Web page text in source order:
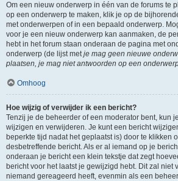
Om een nieuw onderwerp in één van de forums te
op een onderwerp te maken, klik je op de
met onderwerpen of in een bepaald onderwerp.
voor je een nieuw onderwerp kan aanmaken, de
hebt in het forum staan onderaan de pagina met
onderwerp (de lijst metje mag geen nieuwe
plaatsen, je mag niet antwoorden op een
Omhoog
Hoe wijzig of verwijder ik een bericht?
Tenzij je de beheerder of een moderator bent, kun
wijzigen en verwijderen. Je kunt een bericht
beperkte tijd nadat het geplaatst is) door te klikken
desbetreffende bericht. Als er al iemand op je
onderaan je bericht een klein tekstje dat zegt
bericht voor het laatst je gewijzigd hebt. Dit zal niet
niemand gereageerd heeft, evenmin als een